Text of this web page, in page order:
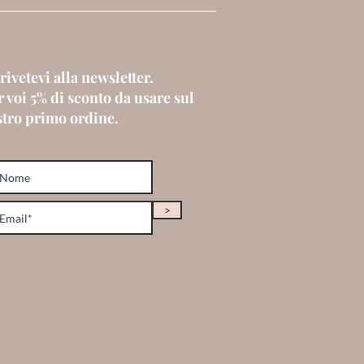
alla newsletter.
voi 5% di sconto da usare sul
primo ordine.
>